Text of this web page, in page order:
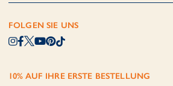
FOLGEN SIE UNS
10% AUF IHRE ERSTE BESTELLUNG